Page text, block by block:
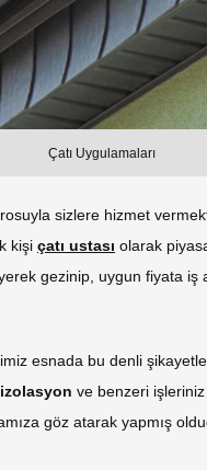
Çatı Uygulamaları
sizlere hizmet
kişi çatı ustası olarak
gezinip, uygun fiyata iş
esnada bu denli
izolasyon ve benzeri
göz atarak yapmış